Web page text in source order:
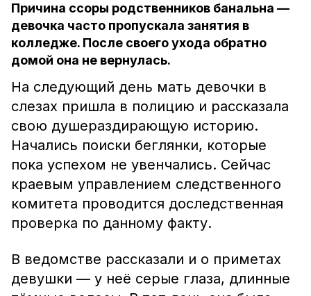
Причина ссоры родственников банальна —
девочка часто пропускала занятия в
колледже. После своего ухода обратно
домой она не вернулась.
На следующий день мать девочки в
слезах пришла в полицию и рассказала
свою душераздирающую историю.
Начались поиски беглянки, которые
пока успехом не увенчались. Сейчас
краевым управлением следственного
комитета проводится доследственная
проверка по данному факту.
В ведомстве рассказали и о приметах
девушки — у неё серые глаза, длинные